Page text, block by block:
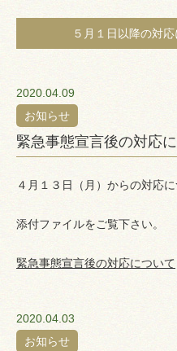
５月１日以降の対
2020.04.09
お知らせ
緊急事態宣言後の対応
４月１３日（月）からの対応
添付ファイルをご覧下さい。
緊急事態宣言後の対応について
2020.04.03
お知らせ